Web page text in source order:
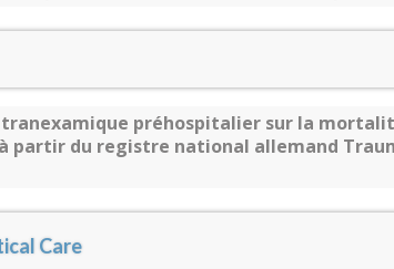
préhospitalier sur la
partir du registre national allemand
Care